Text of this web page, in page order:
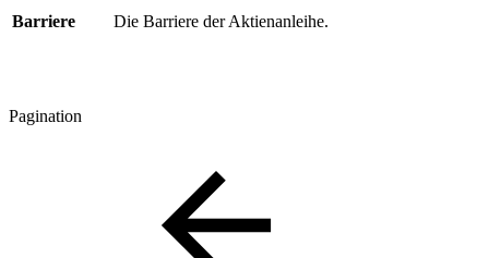
Barriere Die Barriere der Aktienanleihe.
Pagination